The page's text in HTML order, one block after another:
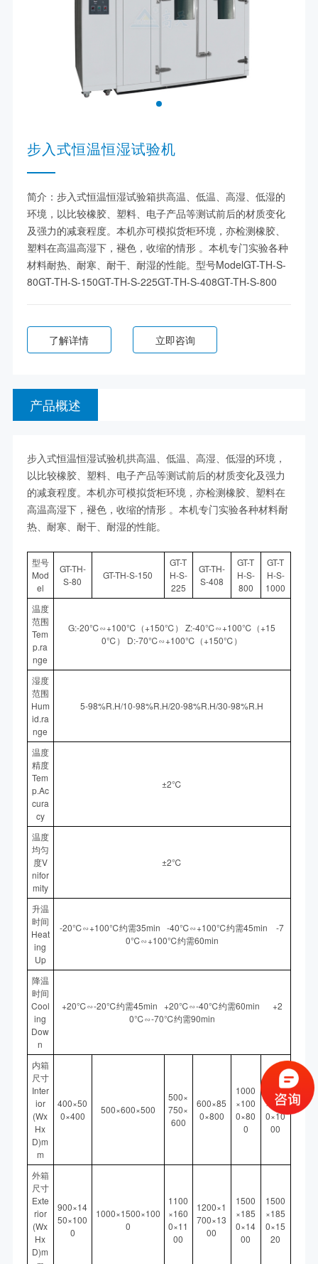
步入式恒温恒湿试验机
简介：步入式恒温恒湿试验箱拱高温、低温、高湿、低湿的
环境，以比较橡胶、塑料、电子产品等测试前后的材质变化
及强力的减衰程度。本机亦可模拟货柜环境，亦检测橡胶、
塑料在高温高湿下，褪色，收缩的情形 。本机专门实验各种
材料耐热、耐寒、耐干、耐湿的性能。型号ModelGT-TH-S-
80GT-TH-S-150GT-TH-S-225GT-TH-S-408GT-TH-S-800
了解详情 立即咨询
产品概述
步入式恒温恒湿试验机拱高温、低温、高湿、低湿的环境，
以比较橡胶、塑料、电子产品等测试前后的材质变化及强力
的减衰程度。本机亦可模拟货柜环境，亦检测橡胶、塑料在
高温高湿下，褪色，收缩的情形 。本机专门实验各种材料耐
热、耐寒、耐干、耐湿的性能。
型号
Mod
el
GT-TH-
S-80
GT-TH-S-150
GT-T
H-S-
225
GT-TH-
S-408
GT-T
H-S-
800
GT-T
H-S-
1000
温度
范围
Tem
p.ra
nge
G:-20℃∽+100℃（+150℃） Z:-40℃∽+100℃（+15
0℃） D:-70℃∽+100℃（+150℃）
湿度
范围
Hum
id.ra
nge
5-98%R.H/10-98%R.H/20-98%R.H/30-98%R.H
温度
精度
Tem
p.Ac
cura
cy
±2℃
温度
均匀
度V
nifor
mity
±2℃
升温
时间
Heat
ing
Up
-20℃∽+100℃约需35min -40℃∽+100℃约需45min -7
0℃∽+100℃约需60min
降温
时间
Cool
ing
Dow
n
+20℃∽-20℃约需45min +20℃∽-40℃约需60min +2
0℃∽-70℃约需90min
内箱
尺寸
Inter
ior
(Wx
Hx
D)m
m
400×50
0×400
500×600×500
500×
750×
600
600×85
0×800
1000
×100
0×80
0
1000
×100
0×10
00
外箱
尺寸
Exte
rior
(Wx
Hx
D)m
900×14
50×100
0
1000×1500×100
0
1100
×160
0×11
00
1200×1
700×13
00
1500
×185
0×14
00
1500
×185
0×15
20